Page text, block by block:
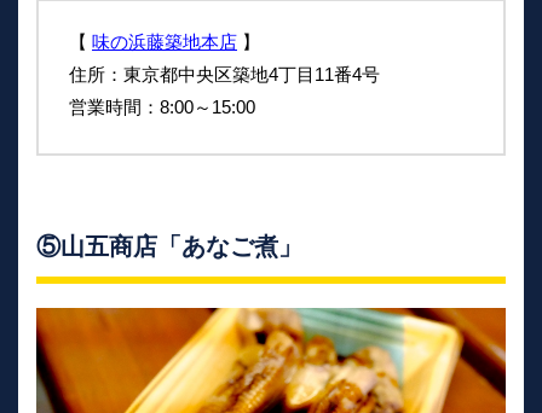
【 味の浜藤築地本店 】
住所：東京都中央区築地4丁目11番4号
営業時間：8:00～15:00
⑤山五商店「あなご煮」